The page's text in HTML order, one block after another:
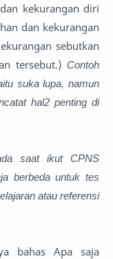
kekurangan diri
dan kekurangan
sebutkan
tersebut.) Contoh
suka lupa, namun
hal2 penting di
saat ikut CPNS
berbeda untuk tes
atau referensi
bahas Apa saja